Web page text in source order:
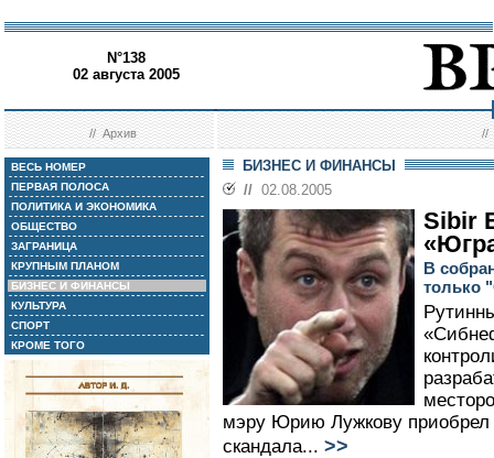
N°138
02 августа 2005
//Архив //
ВЕСЬ НОМЕР
ПЕРВАЯ ПОЛОСА
ПОЛИТИКА И ЭКОНОМИКА
ОБЩЕСТВО
ЗАГРАНИЦА
КРУПНЫМ ПЛАНОМ
БИЗНЕС И ФИНАНСЫ
КУЛЬТУРА
СПОРТ
КРОМЕ ТОГО
БИЗНЕС И ФИНАНСЫ
// 02.08.2005
Sibir
В
только
мэру Юрию Лужкову приобрел
скандала... >>